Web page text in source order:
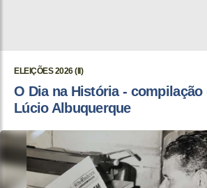
ELEIÇÕES 2026 (II)
O Dia na História -
Lúcio Albuquerque